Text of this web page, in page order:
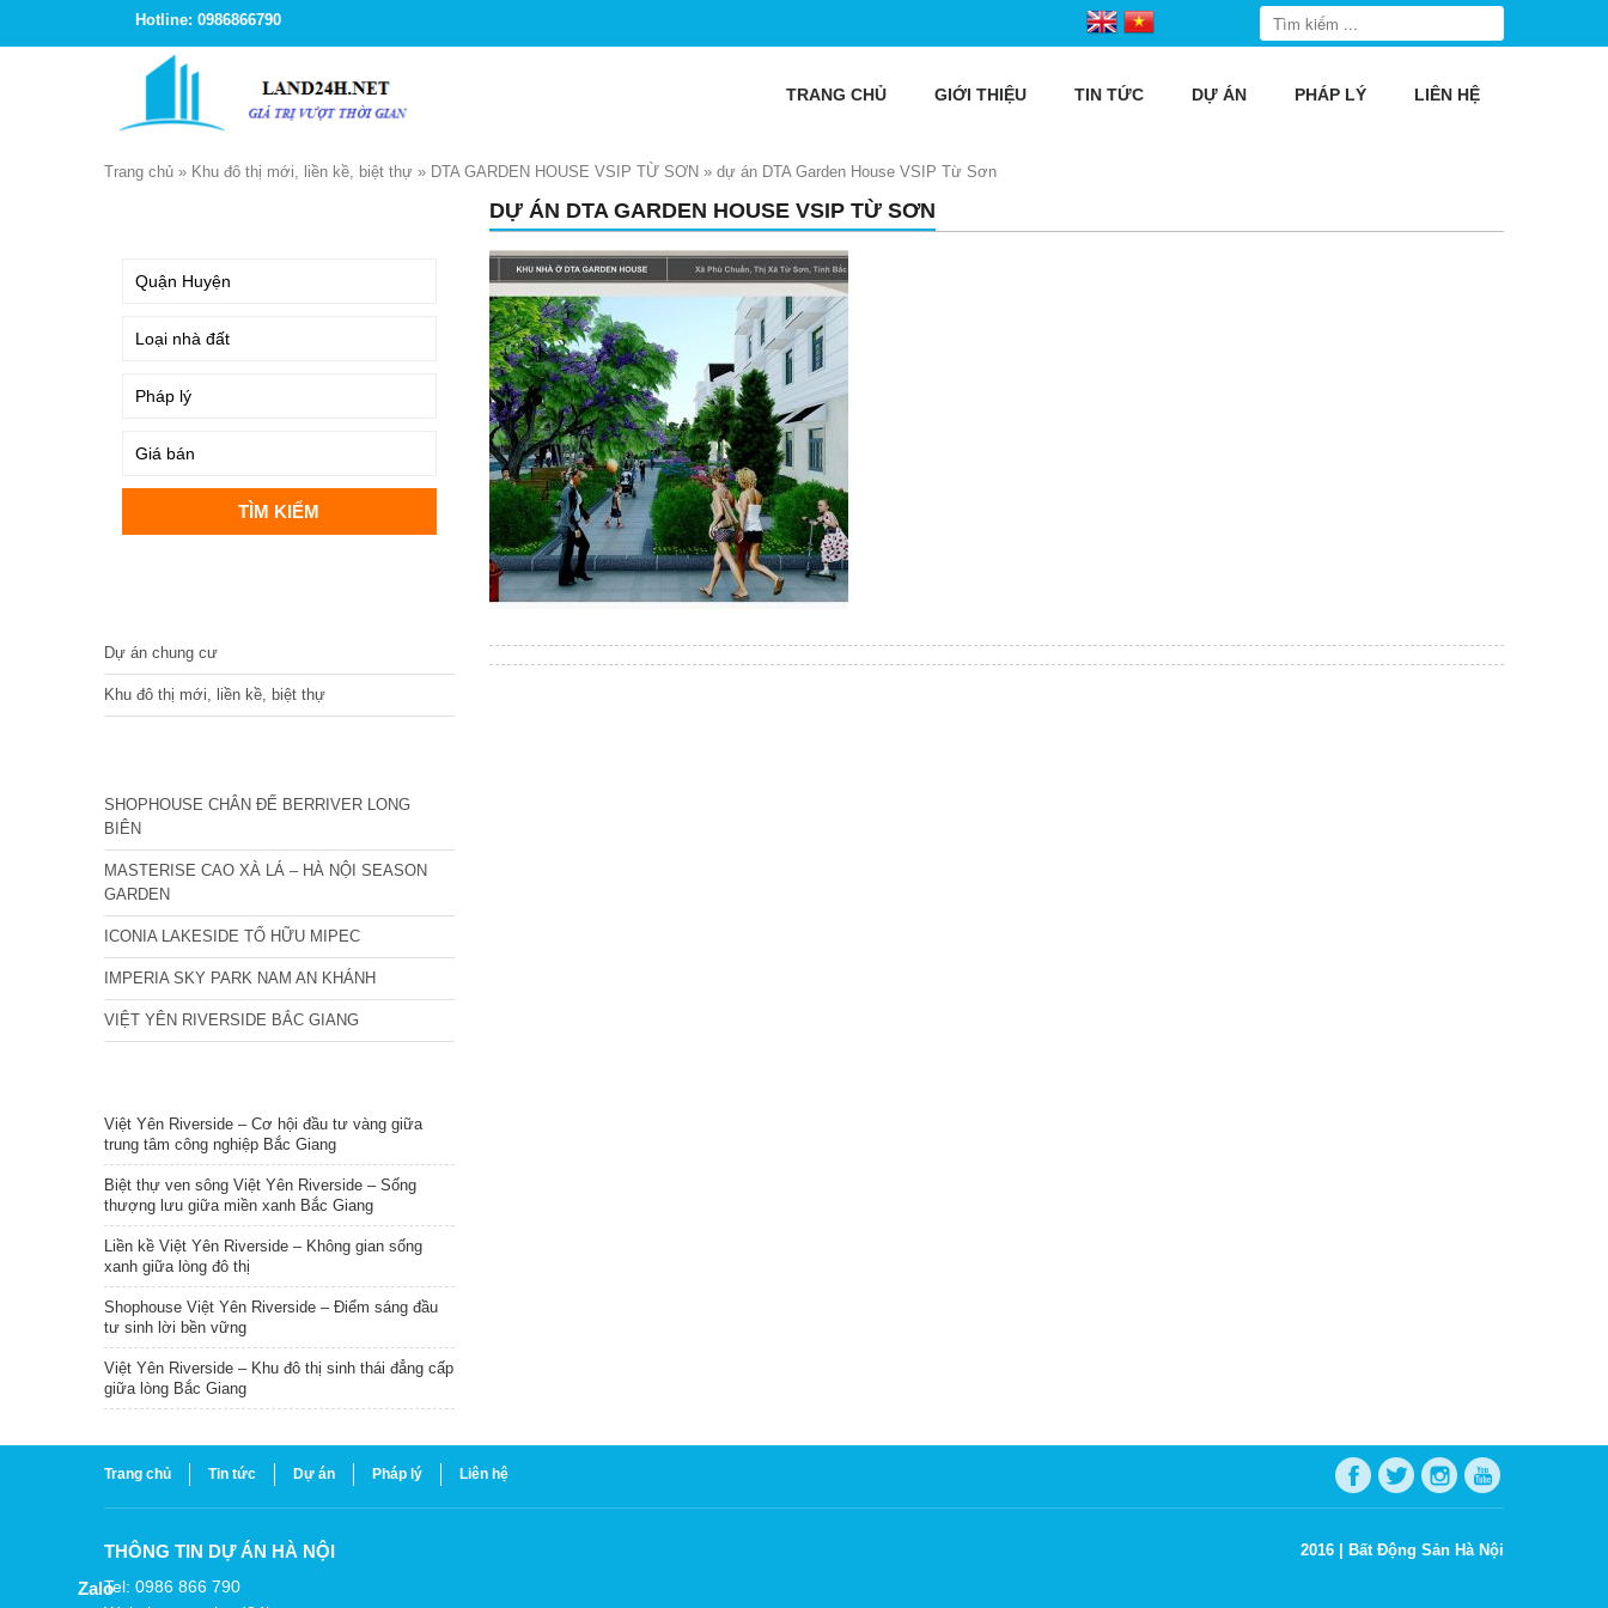
Hotline: 0986866790
TRANG CHỦ GIỚI THIỆU TIN TỨC DỰ ÁN PHÁP LÝ LIÊN HỆ
Trang chủ » Khu đô thị mới, liền kề, biệt thự » DTA GARDEN HOUSE VSIP TỪ SƠN » dự án DTA Garden House VSIP Từ Sơn
DỰ ÁN DTA GARDEN HOUSE VSIP TỪ SƠN
Dự án chung cư
Khu đô thị mới, liền kề, biệt thự
SHOPHOUSE CHÂN ĐẾ BERRIVER LONG
BIÊN
MASTERISE CAO XÀ LÁ – HÀ NỘI SEASON
GARDEN
ICONIA LAKESIDE TỐ HỮU MIPEC
IMPERIA SKY PARK NAM AN KHÁNH
VIỆT YÊN RIVERSIDE BẮC GIANG
Việt Yên Riverside – Cơ hội đầu tư vàng giữa
trung tâm công nghiệp Bắc Giang
Biệt thự ven sông Việt Yên Riverside – Sống
thượng lưu giữa miền xanh Bắc Giang
Liền kề Việt Yên Riverside – Không gian sống
xanh giữa lòng đô thị
Shophouse Việt Yên Riverside – Điểm sáng đầu
tư sinh lời bền vững
Việt Yên Riverside – Khu đô thị sinh thái đẳng cấp
giữa lòng Bắc Giang
Trang chủ Tin tức Dự án Pháp lý Liên hệ
THÔNG TIN DỰ ÁN HÀ NỘI
Tel: 0986 866 790
2016 | Bất Động Sản Hà Nội
Zalo